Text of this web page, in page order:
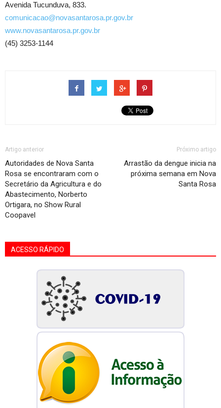
Avenida Tucunduva, 833.
comunicacao@novasantarosa.pr.gov.br
www.novasantarosa.pr.gov.br
(45) 3253-1144
Artigo anterior
Autoridades de Nova Santa
Rosa se encontraram com o
Secretário da Agricultura e do
Abastecimento, Norberto
Ortigara, no Show Rural
Coopavel
Próximo artigo
Arrastão da dengue inicia na
próxima semana em Nova
Santa Rosa
ACESSO RÁPIDO